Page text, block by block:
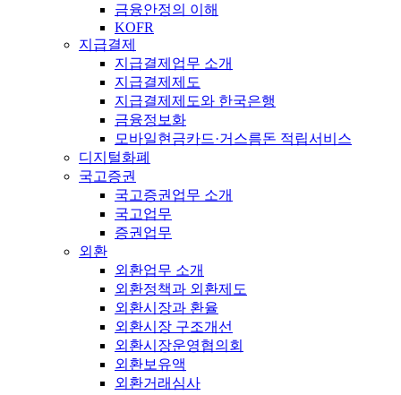
금융안정의 이해
KOFR
지급결제
지급결제업무 소개
지급결제제도
지급결제제도와 한국은행
금융정보화
모바일현금카드·거스름돈 적립서비스
디지털화폐
국고증권
국고증권업무 소개
국고업무
증권업무
외환
외환업무 소개
외환정책과 외환제도
외환시장과 환율
외환시장 구조개선
외환시장운영협의회
외환보유액
외환거래심사